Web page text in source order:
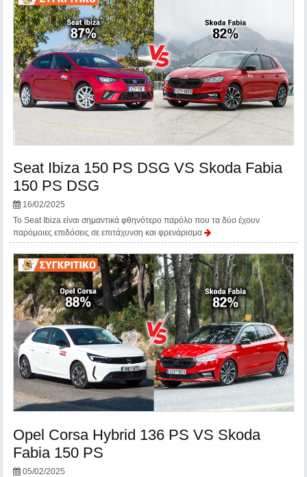
Seat Ibiza 150 PS DSG VS Skoda Fabia
150 PS DSG
16/02/2025
Το Seat Ibiza είναι σημαντικά φθηνότερο παρόλο που τα δύο έχουν
παρόμοιες επιδόσεις σε επιτάχυνση και φρενάρισμα
Opel Corsa Hybrid 136 PS VS Skoda
Fabia 150 PS
05/02/2025